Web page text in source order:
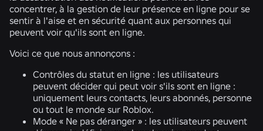
concentrer, à la gestion de leur présence en ligne pour se
sentir à l'aise et en sécurité quant aux personnes qui
peuvent voir qu'ils sont en ligne.
Voici ce que nous annonçons :
Contrôles du statut en ligne : les utilisateurs
peuvent décider qui peut voir s'ils sont en ligne :
uniquement leurs contacts, leurs abonnés, personne
ou tout le monde sur Roblox.
Mode « Ne pas déranger » : les utilisateurs peuvent